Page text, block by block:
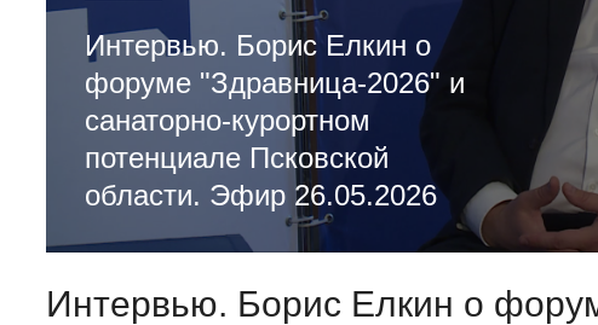
Интервью. Борис Елкин о
форуме "Здравница-2026" и
санаторно-курортном
потенциале Псковской
области. Эфир 26.05.2026
Интервью. Борис Елкин о